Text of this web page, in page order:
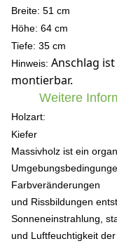
Breite: 51 cm
Höhe: 64 cm
Tiefe: 35 cm
Hinweis: Anschlag
montierbar.
Weitere
Holzart:
Kiefer
Massivholz ist ein
Farbveränderungen
und Rissbildungen
Sonneneinstrahlung,
und Luftfeuchtigkeit der